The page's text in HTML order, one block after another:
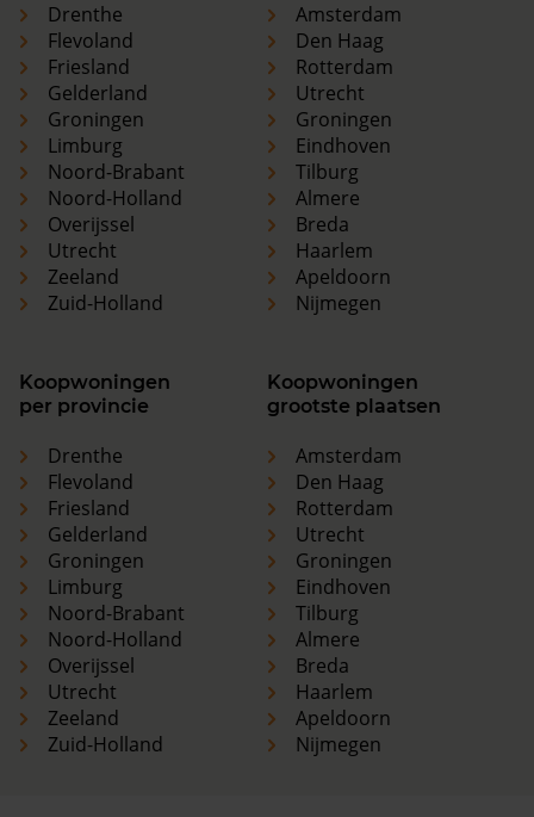
Drenthe
Flevoland
Friesland
Gelderland
Groningen
Limburg
Noord-Brabant
Noord-Holland
Overijssel
Utrecht
Zeeland
Zuid-Holland
Amsterdam
Den Haag
Rotterdam
Utrecht
Groningen
Eindhoven
Tilburg
Almere
Breda
Haarlem
Apeldoorn
Nijmegen
Koopwoningen
per provincie
Drenthe
Flevoland
Friesland
Gelderland
Groningen
Limburg
Noord-Brabant
Noord-Holland
Overijssel
Utrecht
Zeeland
Zuid-Holland
Koopwoningen
grootste plaatsen
Amsterdam
Den Haag
Rotterdam
Utrecht
Groningen
Eindhoven
Tilburg
Almere
Breda
Haarlem
Apeldoorn
Nijmegen